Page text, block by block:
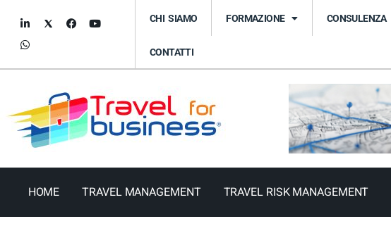
CHI SIAMO FORMAZIONE CONSULENZA
CONTATTI
HOME TRAVEL MANAGEMENT TRAVEL RISK MANAGEMENT